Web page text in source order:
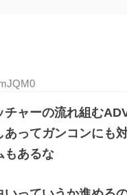
ャーの流れ組む
ってガンコンにも
もあるな